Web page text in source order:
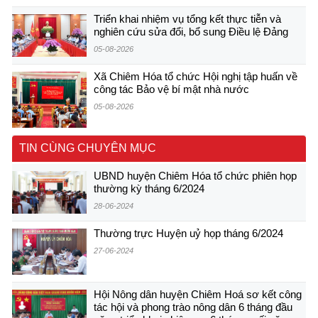
Triển khai nhiệm vụ tổng kết thực tiễn và
nghiên cứu sửa đổi, bổ sung Điều lệ Đảng
05-08-2026
Xã Chiêm Hóa tổ chức Hội nghị tập huấn về
công tác Bảo vệ bí mật nhà nước
05-08-2026
TIN CÙNG CHUYÊN MỤC
UBND huyện Chiêm Hóa tổ chức phiên họp
thường kỳ tháng 6/2024
28-06-2024
Thường trực Huyện uỷ họp tháng 6/2024
27-06-2024
Hội Nông dân huyện Chiêm Hoá sơ kết công
tác hội và phong trào nông dân 6 tháng đầu